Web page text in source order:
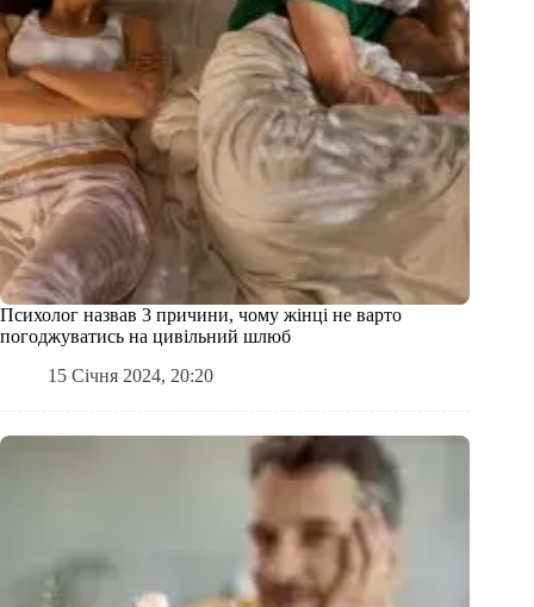
Психолог назвав 3 причини, чому жінці не варто
погоджуватись на цивільний шлюб
15 Січня 2024, 20:20